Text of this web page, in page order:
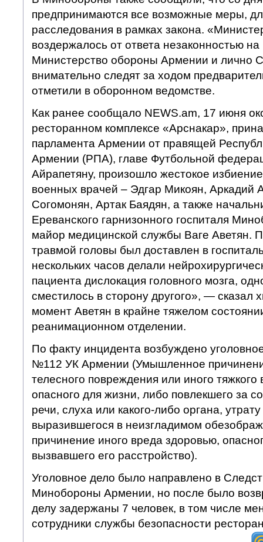
предпринимаются все возможные меры,
расследования в рамках закона.
воздержалось от ответа незаконностью на
Министерство обороны Армении и лично
внимательно следят за ходом
отметили в оборонном ведомстве.
Как ранее сообщало NEWS.am, 17 июня
ресторанном комплексе «Арснакар»,
парламента Армении от правящей
Армении (РПА), главе Футбольной
Айрапетяну, произошло жестокое
военных врачей – Эдгар Микоян, Аркадий
Согомонян, Артак Баядян, а также
Ереванского гарнизонного госпиталя
майор медицинской службы Ваге Аветян.
травмой головы был доставлен в
нескольких часов делали
пациента дислокация головного мозга,
сместилось в сторону другого», — сказал
момент Аветян в крайне тяжелом
реанимационном отделении.
По факту инцидента возбуждено
№112 УК Армении (Умышленное
телесного повреждения или иного
опасного для жизни, либо повлекшего за
речи, слуха или какого-либо органа,
выразившегося в неизгладимом
причинение иного вреда здоровью,
вызвавшего его расстройство).
Уголовное дело было направлено в
Минобороны Армении, но после было
делу задержаны 7 человек, в том числе
сотрудники службы безопасности